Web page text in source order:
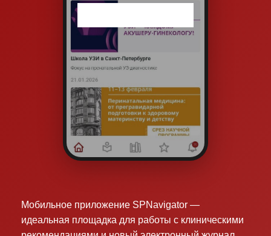
Мобильное приложение SPNavigator —
идеальная площадка для работы с клиническими